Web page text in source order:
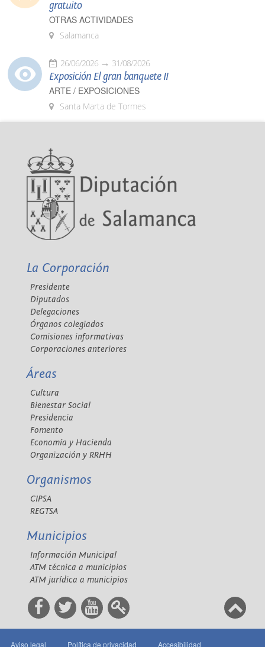
gratuito
OTRAS ACTIVIDADES
Salamanca
26/06/2026 31/08/2026
Exposición El gran banquete II
ARTE / EXPOSICIONES
Santa Marta de Tormes
La Corporación
Presidente
Diputados
Delegaciones
Órganos colegiados
Comisiones informativas
Corporaciones anteriores
Áreas
Cultura
Bienestar Social
Presidencia
Fomento
Economía y Hacienda
Organización y RRHH
Organismos
CIPSA
REGTSA
Municipios
Información Municipal
ATM técnica a municipios
ATM jurídica a municipios
Aviso legal Política de privacidad Accesibilidad